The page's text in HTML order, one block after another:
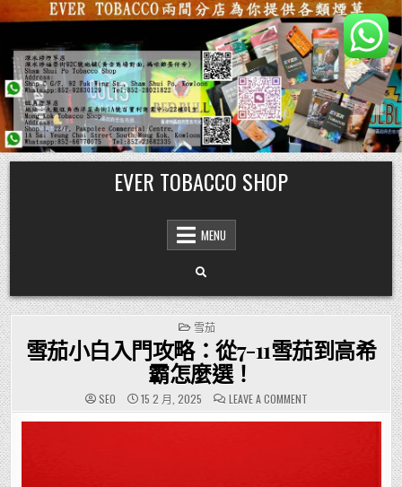
Skip
to
content
EVER TOBACCO SHOP
MENU
POSTED
IN
雪茄
雪茄小白入門攻略：從7-11雪茄到高希
霸怎麼選！
SEO 15 2 月, 2025 LEAVE A COMMENT
雪
茄